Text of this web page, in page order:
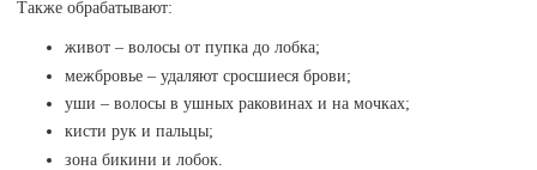
Также обрабатывают:
живот – волосы от пупка до лобка;
межбровье – удаляют сросшиеся брови;
уши – волосы в ушных раковинах и на мочках;
кисти рук и пальцы;
зона бикини и лобок.